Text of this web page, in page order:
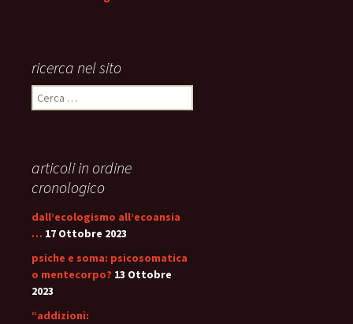
ricerca nel sito
Ricerca
per:
articoli in ordine
cronologico
dall’ecologismo all’ecoansia
… 17 Ottobre 2023
psiche e soma: psicosomatica
o mentecorpo? 13 Ottobre
2023
“addizioni: